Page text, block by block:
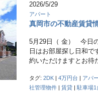
2026/5/29
アパート
真岡市の不動産賃
5月29日（ 金） 今日
日はお部屋探し日和
約いただけますとお
タグ:2DK |4万円台 | アパ
社管理物件 |賃貸 |駐車場1